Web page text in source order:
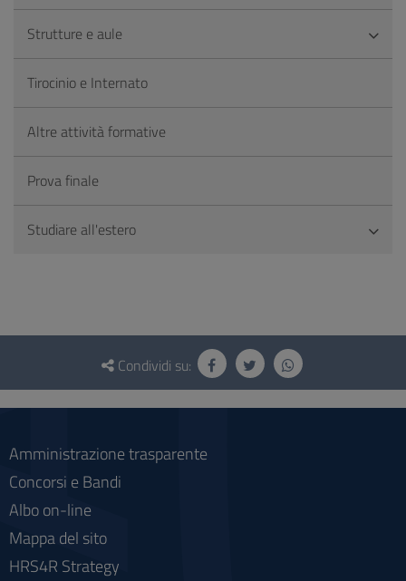
Strutture e aule
Tirocinio e Internato
Altre attività formative
Prova finale
Studiare all'estero
Questionario
social
Condividi su:
Amministrazione trasparente
Concorsi e Bandi
Albo on-line
Mappa del sito
HRS4R Strategy